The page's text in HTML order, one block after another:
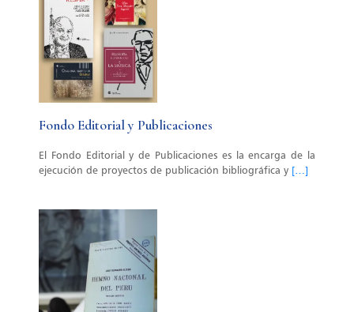
Fondo Editorial y Publicaciones
El Fondo Editorial y de Publicaciones es la encarga de la
ejecución de proyectos de publicación bibliográfica y […]